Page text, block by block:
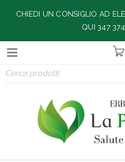
CHIEDI UN CONSIGLIO AD
QUI 347